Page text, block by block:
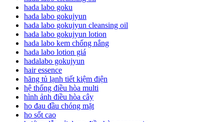
hada labo goku
hada labo gokujyun
hada labo gokujyun cleansing oil
hada labo gokujyun lotion
hada labo kem chống nắng
hada labo lotion giá
hadalabo gokujyun
hair essence
hãng tủ lạnh tiết kiệm điện
hệ thống điều hòa multi
hình ảnh điều hòa cây
ho đau đầu chóng mặt
ho sốt cao